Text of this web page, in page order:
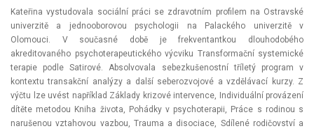
Kateřina vystudovala sociální práci se zdravotním profilem na Ostravské
univerzitě a jednooborovou psychologii na Palackého univerzitě v
Olomouci. V současné době je frekventantkou dlouhodobého
akreditovaného psychoterapeutického výcviku Transformační systemické
terapie podle Satirové. Absolvovala sebezkušenostní tříletý program v
kontextu transakční analýzy a další seberozvojové a vzdělávací kurzy. Z
výčtu lze uvést například Základy krizové intervence, Individuální provázení
dítěte metodou Kniha života, Pohádky v psychoterapii, Práce s rodinou s
narušenou vztahovou vazbou, Trauma a disociace, Sdílené rodičovství a